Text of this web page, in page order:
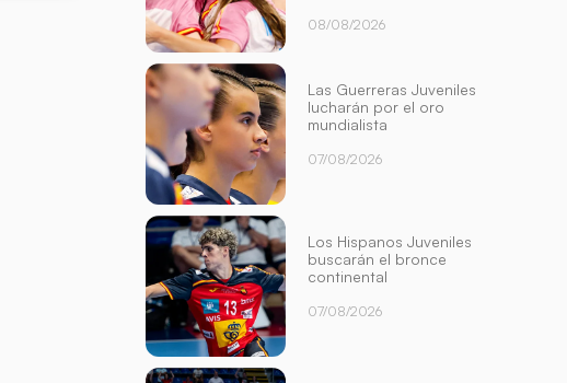
08/08/2026
Las Guerreras Juveniles
lucharán por el oro
mundialista
07/08/2026
Los Hispanos Juveniles
buscarán el bronce
continental
07/08/2026